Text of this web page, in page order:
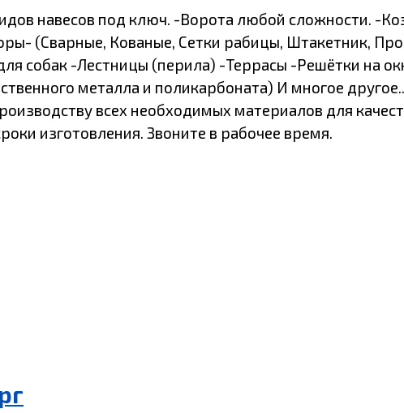
навесов под ключ. -Ворота любой сложности. -
(Сварные, Кованые, Сетки рабицы, Штакетник,
собак -Лестницы (перила) -Террасы -Решётки на
металла и поликарбоната) И многое
всех необходимых материалов для
изготовления. Звоните в рабочее время.